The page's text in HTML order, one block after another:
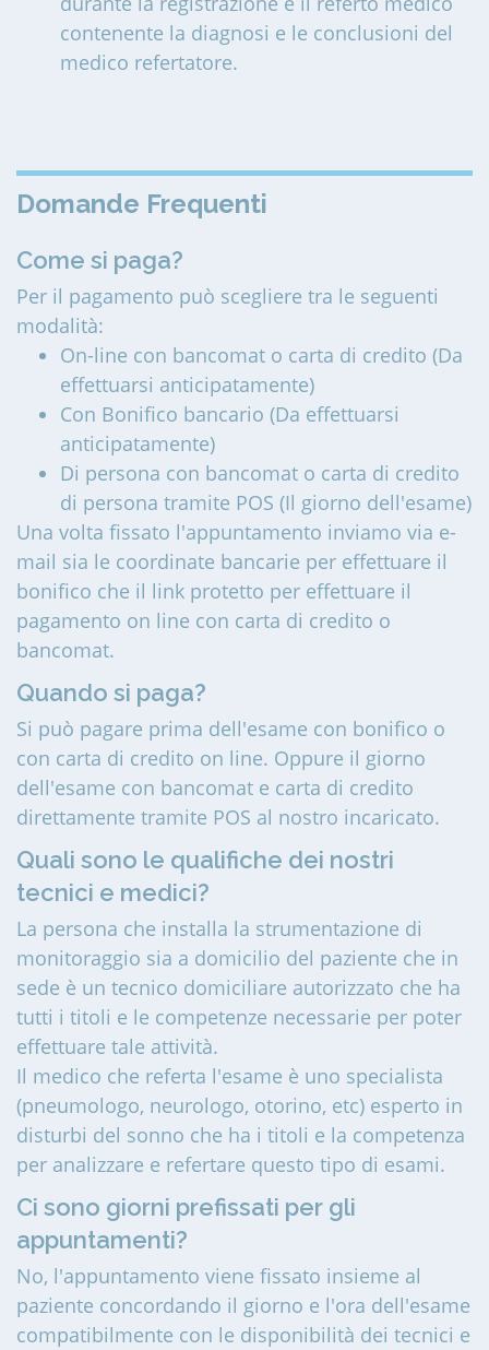
contenente la diagnosi e le conclusioni del
medico refertatore.
Domande Frequenti
Come si paga?
Per il pagamento può scegliere tra le seguenti
modalità:
On-line con bancomat o carta di credito (Da
effettuarsi anticipatamente)
Con Bonifico bancario (Da effettuarsi
anticipatamente)
Di persona con bancomat o carta di credito
di persona tramite POS (Il giorno dell'esame)
Una volta fissato l'appuntamento inviamo via e-
mail sia le coordinate bancarie per effettuare il
bonifico che il link protetto per effettuare il
pagamento on line con carta di credito o
bancomat.
Quando si paga?
Si può pagare prima dell'esame con bonifico o
con carta di credito on line. Oppure il giorno
dell'esame con bancomat e carta di credito
direttamente tramite POS al nostro incaricato.
Quali sono le qualifiche dei nostri
tecnici e medici?
La persona che installa la strumentazione di
monitoraggio sia a domicilio del paziente che in
sede è un tecnico domiciliare autorizzato che ha
tutti i titoli e le competenze necessarie per poter
effettuare tale attività.
Il medico che referta l'esame è uno specialista
(pneumologo, neurologo, otorino, etc) esperto in
disturbi del sonno che ha i titoli e la competenza
per analizzare e refertare questo tipo di esami.
Ci sono giorni prefissati per gli
appuntamenti?
No, l'appuntamento viene fissato insieme al
paziente concordando il giorno e l'ora dell'esame
compatibilmente con le disponibilità dei tecnici e